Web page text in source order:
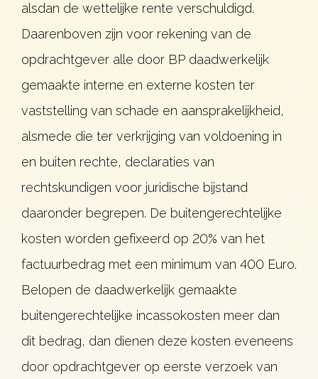
alsdan de wettelijke rente verschuldigd.
Daarenboven zijn voor rekening van de
opdrachtgever alle door BP daadwerkelijk
gemaakte interne en externe kosten ter
vaststelling van schade en aansprakelijkheid,
alsmede die ter verkrijging van voldoening in
en buiten rechte, declaraties van
rechtskundigen voor juridische bijstand
daaronder begrepen. De buitengerechtelijke
kosten worden gefixeerd op 20% van het
factuurbedrag met een minimum van 400 Euro.
Belopen de daadwerkelijk gemaakte
buitengerechtelijke incassokosten meer dan
dit bedrag, dan dienen deze kosten eveneens
door opdrachtgever op eerste verzoek van